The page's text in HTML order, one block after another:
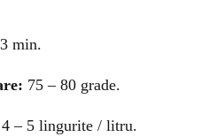
min.
75 – 80 grade.
4 – 5 lingurite / litru.